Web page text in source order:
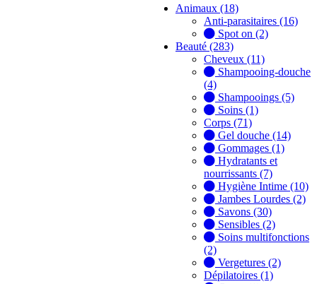
Animaux (18)
Anti-parasitaires (16)
Spot on (2)
Beauté (283)
Cheveux (11)
Shampooing-douche
(4)
Shampooings (5)
Soins (1)
Corps (71)
Gel douche (14)
Gommages (1)
Hydratants et
nourrissants (7)
Hygiène Intime (10)
Jambes Lourdes (2)
Savons (30)
Sensibles (2)
Soins multifonctions
(2)
Vergetures (2)
Dépilatoires (1)